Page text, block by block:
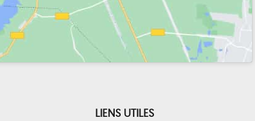
LIENS UTILES